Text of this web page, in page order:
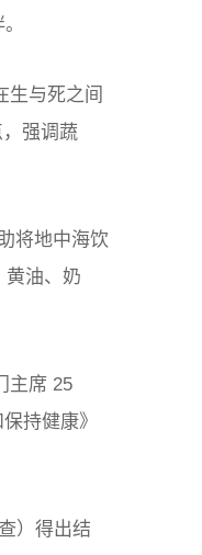
与死之间
强调蔬
将地中海饮
黄油、奶
主席 25
持健康》
）得出结